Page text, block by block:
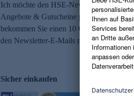
Ich möchte den HSE-Newsletter
Angebote & Gutscheine per E-Mail
bekommen Sie einen 10 € Gutschein.
den Newsletter-E-Mails möglich.
Sicher einkaufen